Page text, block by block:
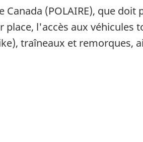
(POLAIRE), que doit
l'accès aux véhicules
traîneaux et remorques,